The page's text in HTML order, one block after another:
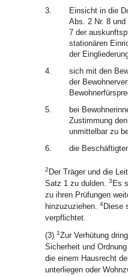
3.
Einsicht in die
Abs. 2 Nr. 8 und
7 der
stationären
der
4.
sich mit den
der
5.
bei
Zustimmung
unmittelbar zu
6.
die
2 Der Träger und die
Satz 1 zu dulden. 3 Es
zu ihren Prüfungen
hinzuzuziehen. 4Diese
verpflichtet.
(3) 1Zur Verhütung
Sicherheit und
die einem Hausrecht
unterliegen oder